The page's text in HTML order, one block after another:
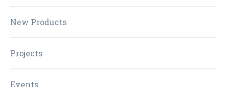
New Products
Projects
Events